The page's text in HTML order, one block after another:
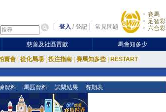
登入 /登記 常見問題
賽馬
足智彩
六合彩
慈善及社區貢獻 馬會知多少
賣會 從化馬場 投注指南 賽馬知多些 RESTART
資料 馬匹資料 試閘結果 賽期表